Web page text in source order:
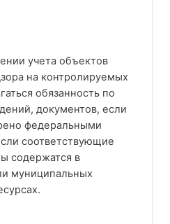
учета объектов
на контролируемых
обязанность по
документов, если
федеральными
соответствующие
содержатся в
муниципальных